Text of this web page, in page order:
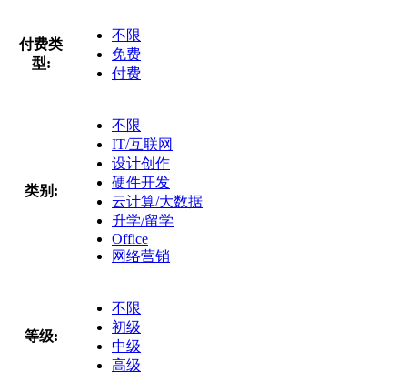
付费类
型:
不限
免费
付费
类别:
不限
IT/互联网
设计创作
硬件开发
云计算/大数据
升学/留学
Office
网络营销
等级:
不限
初级
中级
高级